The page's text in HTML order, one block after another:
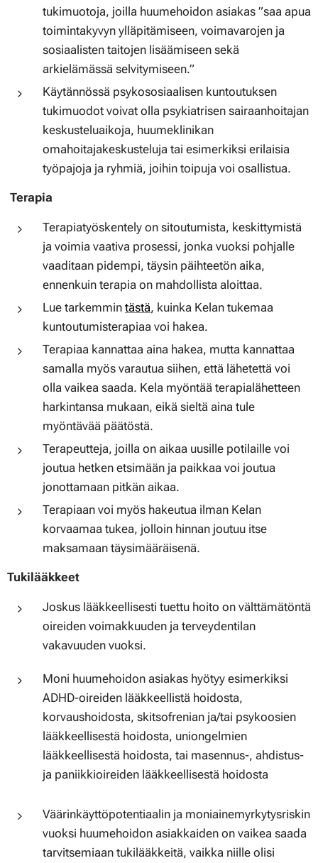
tukimuotoja, joilla huumehoidon asiakas ”saa apua
toimintakyvyn ylläpitämiseen, voimavarojen ja
sosiaalisten taitojen lisäämiseen sekä
arkielämässä selvitymiseen.”
Käytännössä psykososiaalisen kuntoutuksen
tukimuodot voivat olla psykiatrisen sairaanhoitajan
keskusteluaikoja, huumeklinikan
omahoitajakeskusteluja tai esimerkiksi erilaisia
työpajoja ja ryhmiä, joihin toipuja voi osallistua.
Terapia
Terapiatyöskentely on sitoutumista, keskittymistä
ja voimia vaativa prosessi, jonka vuoksi pohjalle
vaaditaan pidempi, täysin päihteetön aika,
ennenkuin terapia on mahdollista aloittaa.
Lue tarkemmin tästä, kuinka Kelan tukemaa
kuntoutumisterapiaa voi hakea.
Terapiaa kannattaa aina hakea, mutta kannattaa
samalla myös varautua siihen, että lähetettä voi
olla vaikea saada. Kela myöntää terapialähetteen
harkintansa mukaan, eikä sieltä aina tule
myöntävää päätöstä.
Terapeutteja, joilla on aikaa uusille potilaille voi
joutua hetken etsimään ja paikkaa voi joutua
jonottamaan pitkän aikaa.
Terapiaan voi myös hakeutua ilman Kelan
korvaamaa tukea, jolloin hinnan joutuu itse
maksamaan täysimääräisenä.
Tukilääkkeet
Joskus lääkkeellisesti tuettu hoito on välttämätöntä
oireiden voimakkuuden ja terveydentilan
vakavuuden vuoksi.
Moni huumehoidon asiakas hyötyy esimerkiksi
ADHD-oireiden lääkkeellistä hoidosta,
korvaushoidosta, skitsofrenian ja/tai psykoosien
lääkkeellisestä hoidosta, uniongelmien
lääkkeellisestä hoidosta, tai masennus-, ahdistus-
ja paniikkioireiden lääkkeellisestä hoidosta
Väärinkäyttöpotentiaalin ja moniainemyrkytysriskin
vuoksi huumehoidon asiakkaiden on vaikea saada
tarvitsemiaan tukilääkkeitä, vaikka niille olisi